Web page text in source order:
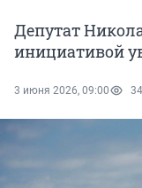
Депутат
инициативой
3 июня 2026, 09:00